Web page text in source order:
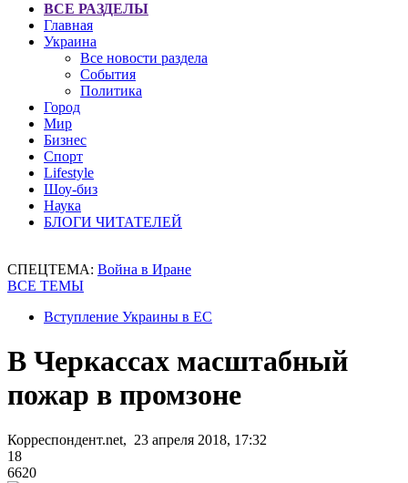
ВСЕ РАЗДЕЛЫ
Главная
Украина
Все новости раздела
События
Политика
Город
Мир
Бизнес
Спорт
Lifestyle
Шоу-биз
Наука
БЛОГИ ЧИТАТЕЛЕЙ
СПЕЦТЕМА: Война в Иране
ВСЕ ТЕМЫ
Вступление Украины в ЕС
В Черкассах масштабный
пожар в промзоне
Корреспондент.net, 23 апреля 2018, 17:32
18
6620